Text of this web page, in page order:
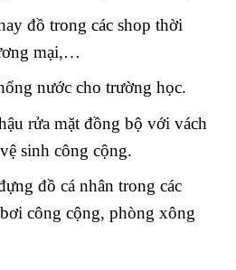
đồ trong các shop thời
mại,…
nước cho trường học.
rửa mặt đồng bộ với vách
sinh công cộng.
đồ cá nhân trong các
công cộng, phòng xông